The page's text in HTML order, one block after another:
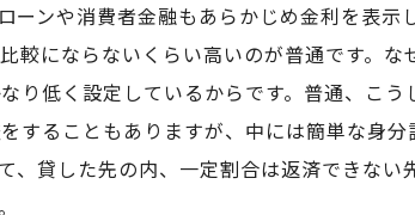
ーンや消費者金融もあらかじめ金利を表示
較にならないくらい高いのが普通です。
り低く設定しているからです。普通、こう
することもありますが、中には簡単な身分
、貸した先の内、一定割合は返済できない